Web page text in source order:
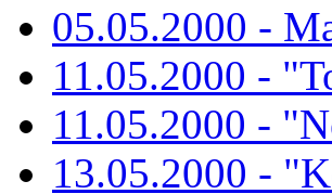
05.05.2000 -
11.05.2000 -
11.05.2000 -
13.05.2000 -